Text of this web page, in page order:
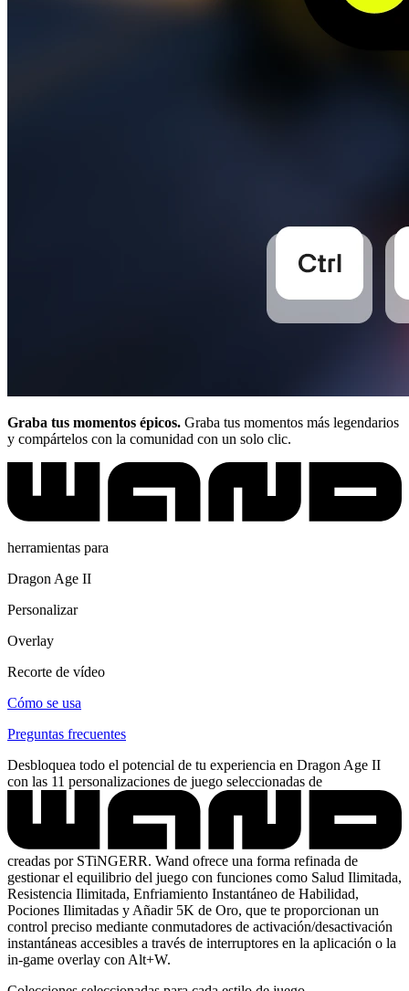
Graba tus momentos épicos. Graba tus momentos más legendarios
y compártelos con la comunidad con un solo clic.
herramientas para
Dragon Age II
Personalizar
Overlay
Recorte de vídeo
Cómo se usa
Preguntas frecuentes
Desbloquea todo el potencial de tu experiencia en Dragon Age II
con las 11 personalizaciones de juego seleccionadas de
creadas por STiNGERR. Wand ofrece una forma refinada de
gestionar el equilibrio del juego con funciones como Salud Ilimitada,
Resistencia Ilimitada, Enfriamiento Instantáneo de Habilidad,
Pociones Ilimitadas y Añadir 5K de Oro, que te proporcionan un
control preciso mediante conmutadores de activación/desactivación
instantáneas accesibles a través de interruptores en la aplicación o la
in-game overlay con Alt+W.